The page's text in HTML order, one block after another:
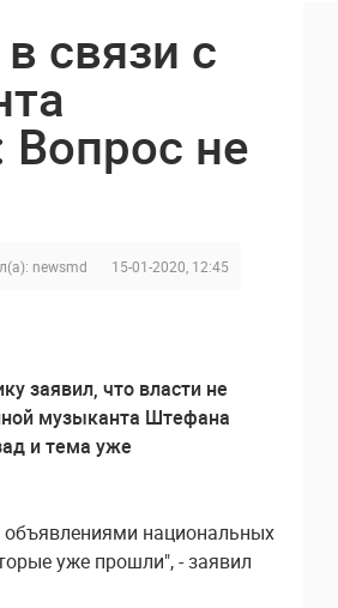
связи с
не
newsmd 15-01-2020, 12:45
заявил, что власти не
музыканта Штефана
и тема уже
национальных
уже прошли", - заявил